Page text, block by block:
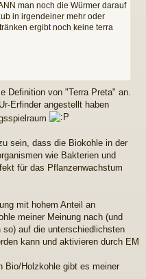
man noch die Würmer darauf
in irgendeiner mehr oder
ergibt noch keine terra
Definition von "Terra Preta" an.
Erfinder angestellt haben
sein, dass die Biokohle in der
wie Bakterien und
für das Pflanzenwachstum
mit hohem Anteil an
meiner Meinung nach (und
so) auf die unterschiedlichsten
kann und aktivieren durch EM
Bio/Holzkohle gibt es meiner